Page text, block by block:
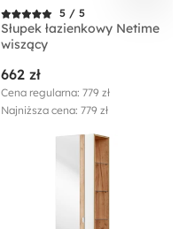
5 / 5
Słupek łazienkowy Netime
wiszący
662 zł
Cena regularna: 779 zł
Najniższa cena: 779 zł